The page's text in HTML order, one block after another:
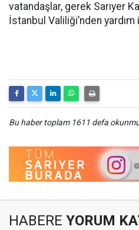
vatandaşlar, gerek Sarıyer
İstanbul Valiliği’nden yardım
Bu haber toplam 1611 defa
HABERE YORUM